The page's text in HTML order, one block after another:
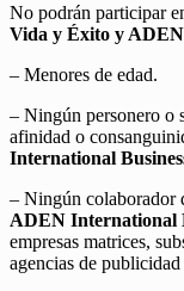
No podrán participar
Vida y Éxito y ADEN
– Menores de edad.
– Ningún personero o
afinidad o
International
– Ningún colaborador
ADEN International
empresas matrices,
agencias de